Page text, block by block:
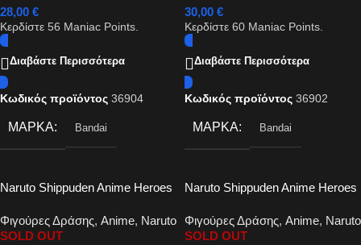
28,00 €
Κερδίστε 56 Maniac Points.
Διαβάστε Περισσότερα
Κωδικός προϊόντος 36904
ΜΆΡΚΑ Bandai
30,00 €
Κερδίστε 60 Maniac Points.
Διαβάστε Περισσότερα
Κωδικός προϊόντος 36902
ΜΆΡΚΑ Bandai
Naruto Shippuden Anime Heroes
16cm
Φιγούρες Δράσης, Anime, Naruto
SOLD OUT
Naruto Shippuden Anime Heroes
16cm
Φιγούρες Δράσης, Anime, Naruto
SOLD OUT